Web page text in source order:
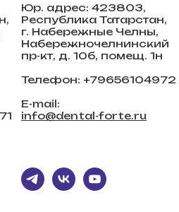
Юр. адрес: 423803,
Республика Татарстан,
г. Набережные Челны,
Набережночелнинский
пр-кт, д. 10б, помещ. 1н
Телефон: +79656104972
E-mail:
info@dental-forte.ru